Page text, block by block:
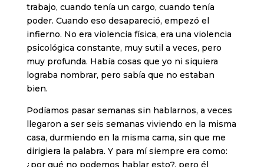
trabajo, cuando tenía un cargo, cuando tenía
poder. Cuando eso desapareció, empezó el
infierno. No era violencia física, era una violencia
psicológica constante, muy sutil a veces, pero
muy profunda. Había cosas que yo ni siquiera
lograba nombrar, pero sabía que no estaban
bien.
Podíamos pasar semanas sin hablarnos, a veces
llegaron a ser seis semanas viviendo en la misma
casa, durmiendo en la misma cama, sin que me
dirigiera la palabra. Y para mí siempre era como:
¿por qué no podemos hablar esto?, pero él